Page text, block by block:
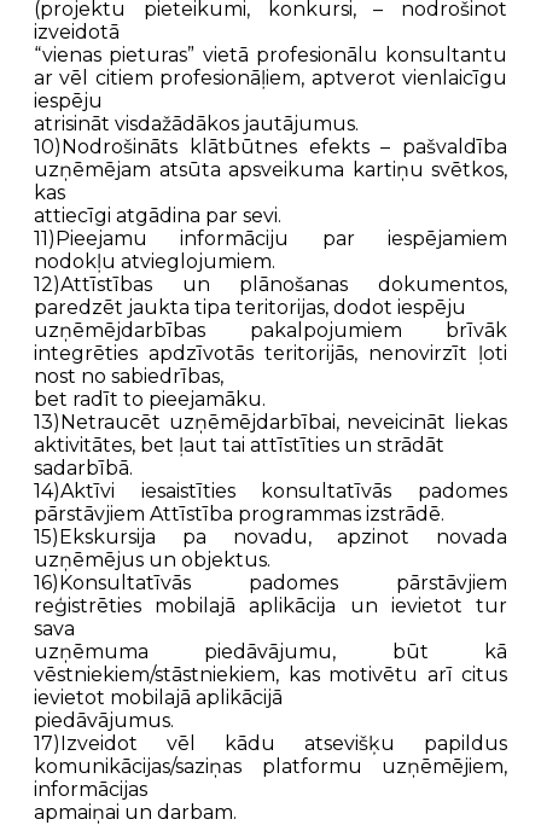
(projektu pieteikumi, konkursi, – nodrošinot
izveidotā
“vienas pieturas” vietā profesionālu konsultantu
ar vēl citiem profesionāļiem, aptverot vienlaicīgu
iespēju
atrisināt visdažādākos jautājumus.
10)Nodrošināts klātbūtnes efekts – pašvaldība
uzņēmējam atsūta apsveikuma kartiņu svētkos,
kas
attiecīgi atgādina par sevi.
11)Pieejamu informāciju par iespējamiem
nodokļu atvieglojumiem.
12)Attīstības un plānošanas dokumentos,
paredzēt jaukta tipa teritorijas, dodot iespēju
uzņēmējdarbības pakalpojumiem brīvāk
integrēties apdzīvotās teritorijās, nenovirzīt ļoti
nost no sabiedrības,
bet radīt to pieejamāku.
13)Netraucēt uzņēmējdarbībai, neveicināt liekas
aktivitātes, bet ļaut tai attīstīties un strādāt
sadarbībā.
14)Aktīvi iesaistīties konsultatīvās padomes
pārstāvjiem Attīstība programmas izstrādē.
15)Ekskursija pa novadu, apzinot novada
uzņēmējus un objektus.
16)Konsultatīvās padomes pārstāvjiem
reģistrēties mobilajā aplikācija un ievietot tur
sava
uzņēmuma piedāvājumu, būt kā
vēstniekiem/stāstniekiem, kas motivētu arī citus
ievietot mobilajā aplikācijā
piedāvājumus.
17)Izveidot vēl kādu atsevišķu papildus
komunikācijas/saziņas platformu uzņēmējiem,
informācijas
apmaiņai un darbam.